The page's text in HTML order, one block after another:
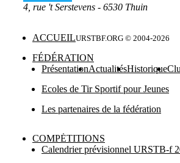
4, rue 't Serstevens - 6530 Thuin
ACCUEIL
FÉDÉRATION
PrésentationActualitésHistorique
Ecoles de Tir Sportif pour Jeunes
Les partenaires de la fédération
COMPĖTITIONS
Calendrier prévisionnel URSTB-f
URSTBF.ORG © 2004-2026